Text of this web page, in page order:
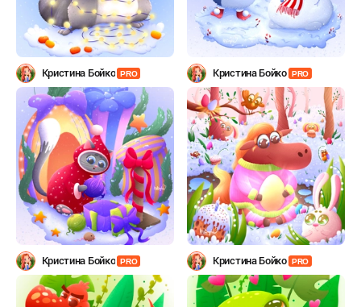
Кристина Бойко PRO Кристина Бойко PRO
Кристина Бойко PRO Кристина Бойко PRO